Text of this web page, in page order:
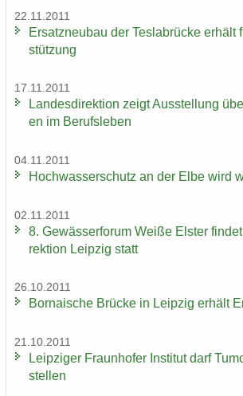
22.11.2011
Er­satz­neu­bau der Tes­la­b­rü­cke
stüt­zung
17.11.2011
Lan­des­di­rek­ti­on zeigt Aus­stel­lung
en im Be­rufs­le­ben
04.11.2011
Hoch­was­ser­schutz an der Elbe wird
02.11.2011
8. Ge­wäs­ser­fo­rum Weiße Els­ter
rek­ti­on Leip­zig statt
26.10.2011
Bor­na­i­sche Brü­cke in Leip­zig er­hält
21.10.2011
Leip­zi­ger Fraun­ho­fer In­sti­tut darf
stel­len